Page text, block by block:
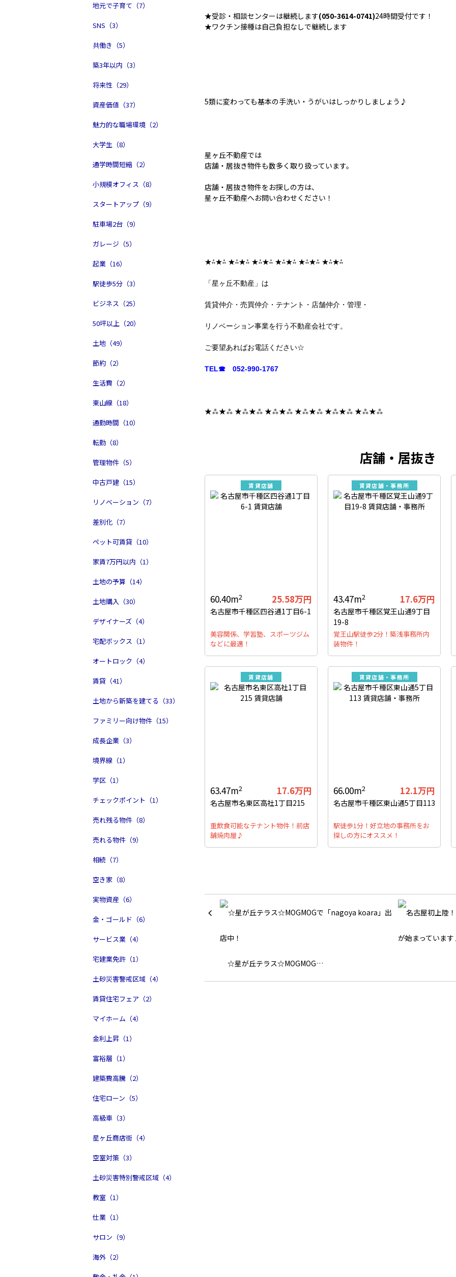
地元で子育て（7）
SNS（3）
共働き（5）
築3年以内（3）
将来性（29）
資産価値（37）
魅力的な職場環境（2）
大学生（8）
通学時間短縮（2）
小規模オフィス（8）
スタートアップ（9）
駐車場2台（9）
ガレージ（5）
起業（16）
駅徒歩5分（3）
ビジネス（25）
50坪以上（20）
土地（49）
節約（2）
生活費（2）
東山線（18）
通勤時間（10）
転勤（8）
管理物件（5）
中古戸建（15）
リノベーション（7）
差別化（7）
ペット可賃貸（10）
家賃7万円以内（1）
土地の予算（14）
土地購入（30）
デザイナーズ（4）
宅配ボックス（1）
オートロック（4）
賃貸（41）
土地から新築を建てる（33）
ファミリー向け物件（15）
成長企業（3）
境界線（1）
学区（1）
チェックポイント（1）
売れ残る物件（8）
売れる物件（9）
相続（7）
空き家（8）
実物資産（6）
金・ゴールド（6）
サービス業（4）
宅建業免許（1）
土砂災害警戒区域（4）
賃貸住宅フェア（2）
マイホーム（4）
金利上昇（1）
富裕層（1）
建築費高騰（2）
住宅ローン（5）
高級車（3）
星ヶ丘商店街（4）
空室対策（3）
土砂災害特別警戒区域（4）
教室（1）
仕業（1）
サロン（9）
海外（2）
★受診・相談センターは継続します(050-3614-0741)24時間受付です！
★ワクチン接種は自己負担なしで継続します
5類に変わっても基本の手洗い・うがいはしっかりしましょう♪
星ヶ丘不動産では
店舗・居抜き物件も数多く取り扱っています。
店舗・居抜き物件をお探しの方は、
星ヶ丘不動産へお問い合わせください！
★⁂★⁂ ★⁂★⁂ ★⁂★⁂ ★⁂★⁂ ★⁂★⁂ ★⁂★⁂
「星ヶ丘不動産」は
賃貸仲介・売買仲介・テナント・店舗仲介・管理・
リノベーション事業を行う不動産会社です。
ご要望あればお電話ください☆
TEL☎ 052-990-1767
★⁂★⁂ ★⁂★⁂ ★⁂★⁂ ★⁂★⁂ ★⁂★⁂ ★⁂★⁂
店舗・居抜き
賃貸店舗
60.40m2 25.58万円
名古屋市千種区四谷通1丁目6-1
美容関係、学習塾、スポーツジム
などに最適！
賃貸店舗・事務所
43.47m2 17.6万円
名古屋市千種区覚王山通9丁目
19-8
覚王山駅徒歩2分！築浅事務所内
装物件！
賃貸店舗
63.47m2 17.6万円
名古屋市名東区高社1丁目215
重飲食可能なテナント物件！前店
舗焼肉屋♪
賃貸店舗・事務所
66.00m2 12.1万円
名古屋市千種区東山通5丁目113
駅徒歩1分！好立地の事務所をお
探しの方にオススメ！
☆星が丘テラス☆MOGMOG…